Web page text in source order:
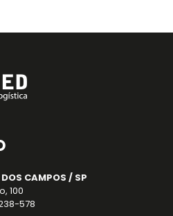
CAMPOS / SP
100
578